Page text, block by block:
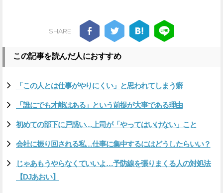
SHARE
この記事を読んだ人におすすめ
「この人とは仕事がやりにくい」と思われてしまう癖
「誰にでも才能はある」という前提が大事である理由
初めての部下に戸惑い…上司が「やってはいけない」こと
会社に振り回される私…仕事に集中するにはどうしたらいい？
じゃあもうやらなくていいよ…予防線を張りまくる人の対処法
【DJあおい】